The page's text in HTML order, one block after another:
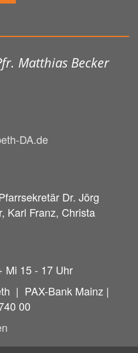
Matthias Becker
DA.de
Dr. Jörg
Karl Franz, Christa
Mi 15 - 17 Uhr
| PAX-Bank Mainz |
00